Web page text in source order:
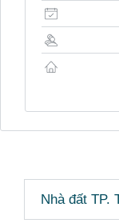
Nhà đất TP.